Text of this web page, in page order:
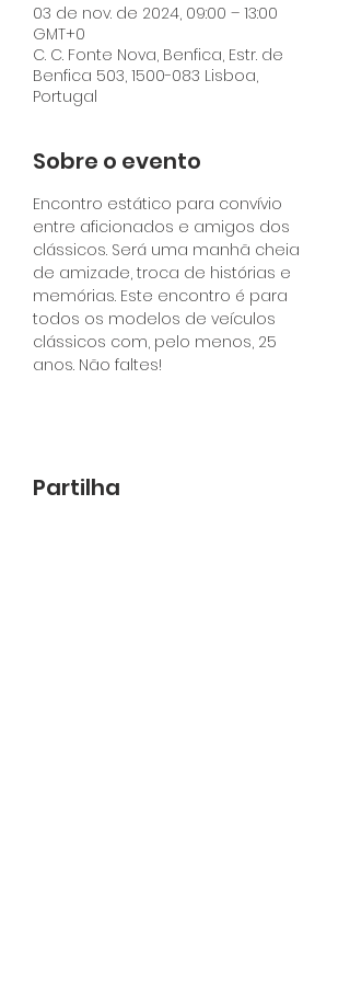
03 de nov. de 2024, 09:00 – 13:00
GMT+0
C. C. Fonte Nova, Benfica, Estr. de
Benfica 503, 1500-083 Lisboa,
Portugal
Sobre o evento
Encontro estático para convívio
entre aficionados e amigos dos
clássicos. Será uma manhã cheia
de amizade, troca de histórias e
memórias. Este encontro é para
todos os modelos de veículos
clássicos com, pelo menos, 25
anos. Não faltes!
Partilha